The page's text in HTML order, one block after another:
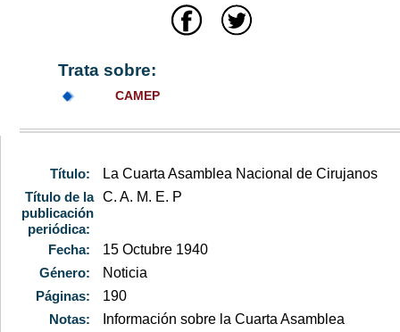
Trata sobre:
CAMEP
Título:
La Cuarta Asamblea Nacional de Cirujanos
Título de la
publicación
periódica:
C. A. M. E. P
Fecha:
15 Octubre 1940
Género:
Noticia
Páginas:
190
Notas:
Información sobre la Cuarta Asamblea